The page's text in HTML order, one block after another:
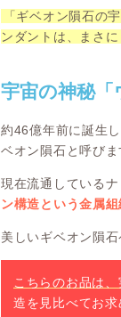
「ギベオン隕石の
ンダントは、まさ
宇宙の神秘
約46億年前に誕生
ベオン隕石と呼びま
現在流通している
ン構造という金属組
美しいギベオン隕
こちらのお品は
造を見比べてお